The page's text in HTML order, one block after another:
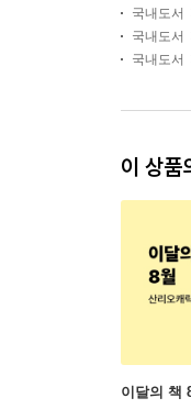
국내도서
국내도서
국내도서
이 상품
이달의 책